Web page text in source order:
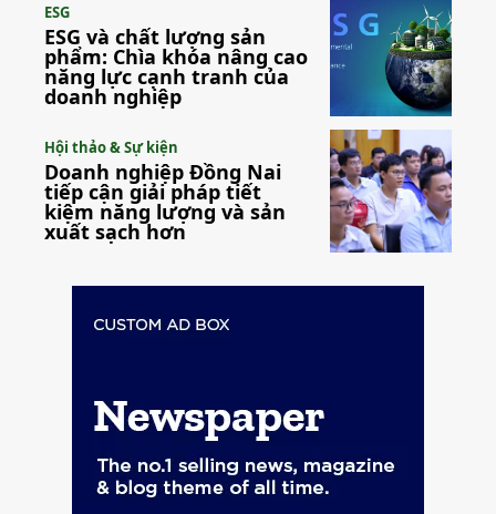
ESG
ESG và chất lượng sản
phẩm: Chìa khóa nâng cao
năng lực cạnh tranh của
doanh nghiệp
Hội thảo & Sự kiện
Doanh nghiệp Đồng Nai
tiếp cận giải pháp tiết
kiệm năng lượng và sản
xuất sạch hơn